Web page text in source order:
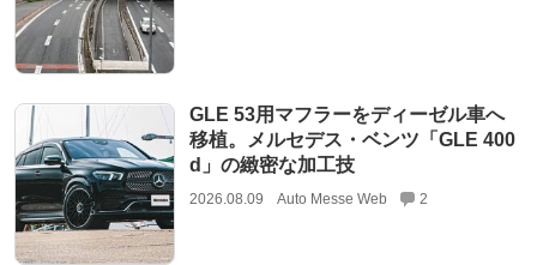
GLE 53用マフラーをディーゼル車へ
移植。メルセデス・ベンツ「GLE 400
d」の緻密な加工技
2026.08.09 Auto Messe Web 2